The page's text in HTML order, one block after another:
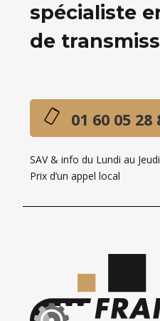
spécialiste
de
01 60 05 28
SAV & info du Lundi au
Prix d’un appel local